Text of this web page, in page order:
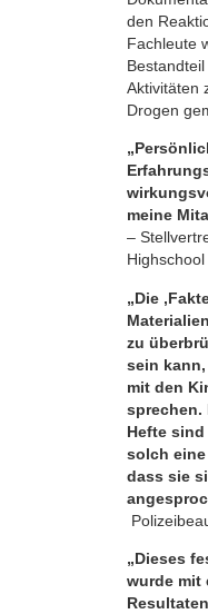
den
Fachleute
Aktivitäten
Drogen
meine
–
„Die
zu
sein
mit den
sprechen.
Hefte
solch
dass sie
„Dieses
wurde mit